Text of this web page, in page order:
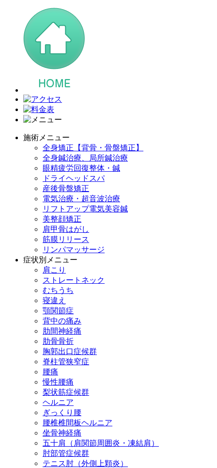
施術メニュー
全身矯正【背骨・骨盤矯正】
全身鍼治療、局所鍼治療
眼精疲労回復整体・鍼
ドライヘッドスパ
産後骨盤矯正
電気治療・超音波治療
リフトアップ電気美容鍼
美整顔矯正
肩甲骨はがし
筋膜リリース
リンパマッサージ
症状別メニュー
肩こり
ストレートネック
むちうち
寝違え
顎関節症
背中の痛み
肋間神経痛
肋骨骨折
胸郭出口症候群
脊柱管狭窄症
腰痛
慢性腰痛
梨状筋症候群
ヘルニア
ぎっくり腰
腰椎椎間板ヘルニア
坐骨神経痛
五十肩（肩関節周囲炎・凍結肩）
肘部管症候群
テニス肘（外側上顆炎）